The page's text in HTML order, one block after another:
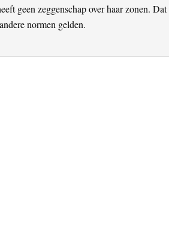
geen zeggenschap over haar zonen.
normen gelden.